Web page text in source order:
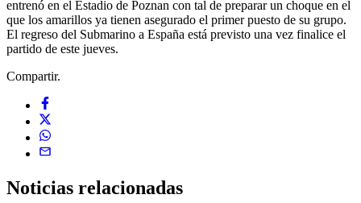
entrenó en el Estadio de Poznan con tal de preparar un choque en el
que los amarillos ya tienen asegurado el primer puesto de su grupo.
El regreso del Submarino a España está previsto una vez finalice el
partido de este jueves.
Compartir.
Noticias relacionadas